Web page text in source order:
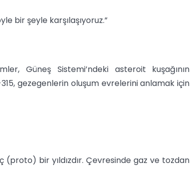
bir şeyle karşılaşıyoruz.”
Güneş Sistemi’ndeki asteroit kuşağının
gezegenlerin oluşum evrelerini anlamak için
(proto) bir yıldızdır. Çevresinde gaz ve tozdan